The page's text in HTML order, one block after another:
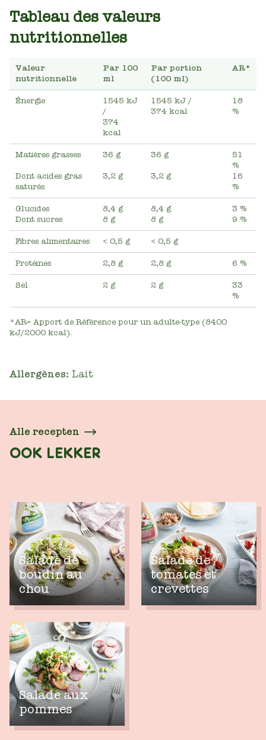
Tableau des valeurs
nutritionnelles
Valeur
nutritionnelle
Par 100
ml
Par portion
(100 ml)
AR*
Énergie
1545 kJ
/
374
kcal
1545 kJ /
374 kcal
18
%
Matières grasses 36 g 36 g
51
%
Dont acides gras
saturés
3,2 g 3,2 g
16
%
Glucides 8,4 g 8,4 g
3 %
Dont sucres
8 g 8 g 9 %
Fibres alimentaires < 0,5 g < 0,5 g
Protéines 2,8 g 2,8 g 6 %
Sel 2 g 2 g
33
%
*AR= Apport de Référence pour un adulte-type (8400
kJ/2000 kcal).
Allergènes: Lait
OOK LEKKER
Alle recepten
Salade de
boudin au
chou
Salade de
tomates et
crevettes
Salade aux
pommes